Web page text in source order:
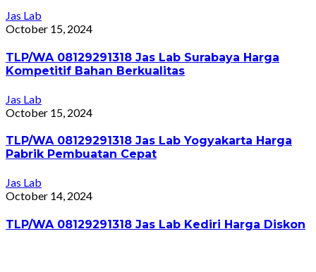
Jas Lab
October 15, 2024
TLP/WA 08129291318 Jas Lab Surabaya Harga
Kompetitif Bahan Berkualitas
Jas Lab
October 15, 2024
TLP/WA 08129291318 Jas Lab Yogyakarta Harga
Pabrik Pembuatan Cepat
Jas Lab
October 14, 2024
TLP/WA 08129291318 Jas Lab Kediri Harga Diskon